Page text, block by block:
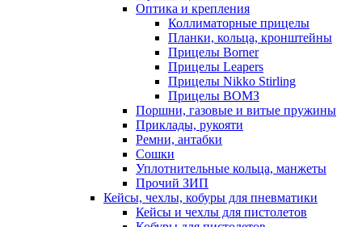
Оптика и крепления
Коллиматорные прицелы
Планки, кольца, кронштейны
Прицелы Borner
Прицелы Leapers
Прицелы Nikko Stirling
Прицелы ВОМЗ
Поршни, газовые и витые пружины
Приклады, рукояти
Ремни, антабки
Сошки
Уплотнительные кольца, манжеты
Прочий ЗИП
Кейсы, чехлы, кобуры для пневматики
Кейсы и чехлы для пистолетов